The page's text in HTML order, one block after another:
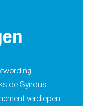
de Syndus
verdiepen